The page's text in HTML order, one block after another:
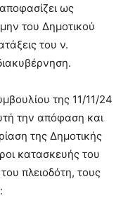
ως
του Δημοτικού
του ν.
της 11/11/24
την απόφαση και
της Δημοτικής
κατασκευής του
πλειοδότη, τους